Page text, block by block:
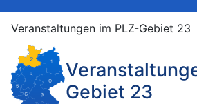
Veranstaltungen im PLZ-Gebiet 23
Gebiet 23